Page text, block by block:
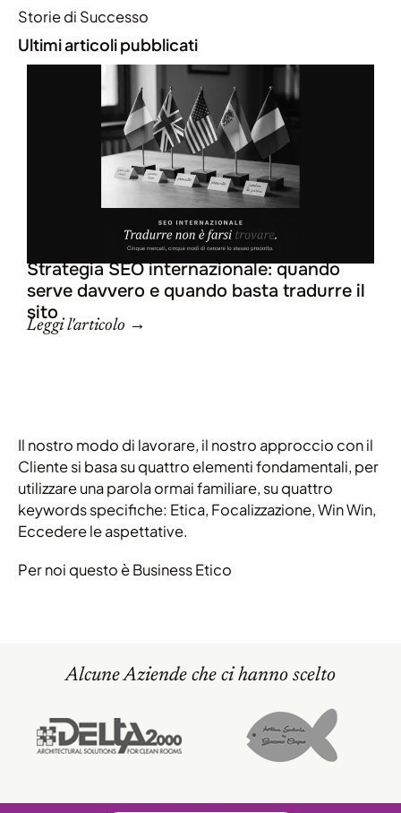
Storie di Successo
Ultimi articoli pubblicati
Strategia SEO internazionale: quando
serve davvero e quando basta tradurre il
sito
Leggi l'articolo →
Il nostro modo di lavorare, il nostro approccio con il
Cliente si basa su quattro elementi fondamentali, per
utilizzare una parola ormai familiare, su quattro
keywords specifiche: Etica, Focalizzazione, Win Win,
Eccedere le aspettative.
Per noi questo è Business Etico
Alcune Aziende che ci hanno scelto